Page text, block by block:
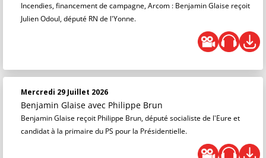
Incendies, financement de campagne, Arcom : Benjamin Glaise reçoit
Julien Odoul, député RN de l'Yonne.
Mercredi 29 Juillet 2026
Benjamin Glaise avec Philippe Brun
Benjamin Glaise reçoit Philippe Brun, député socialiste de l'Eure et
candidat à la primaire du PS pour la Présidentielle.